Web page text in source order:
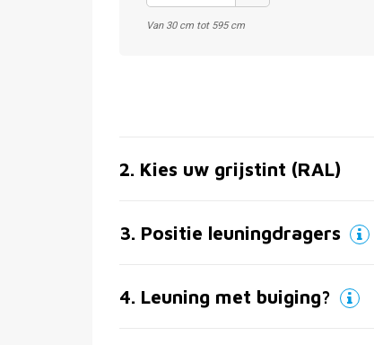
Van 30 cm tot 595 cm
2. Kies uw grijstint (RAL)
3. Positie leuningdragers
4. Leuning met buiging?